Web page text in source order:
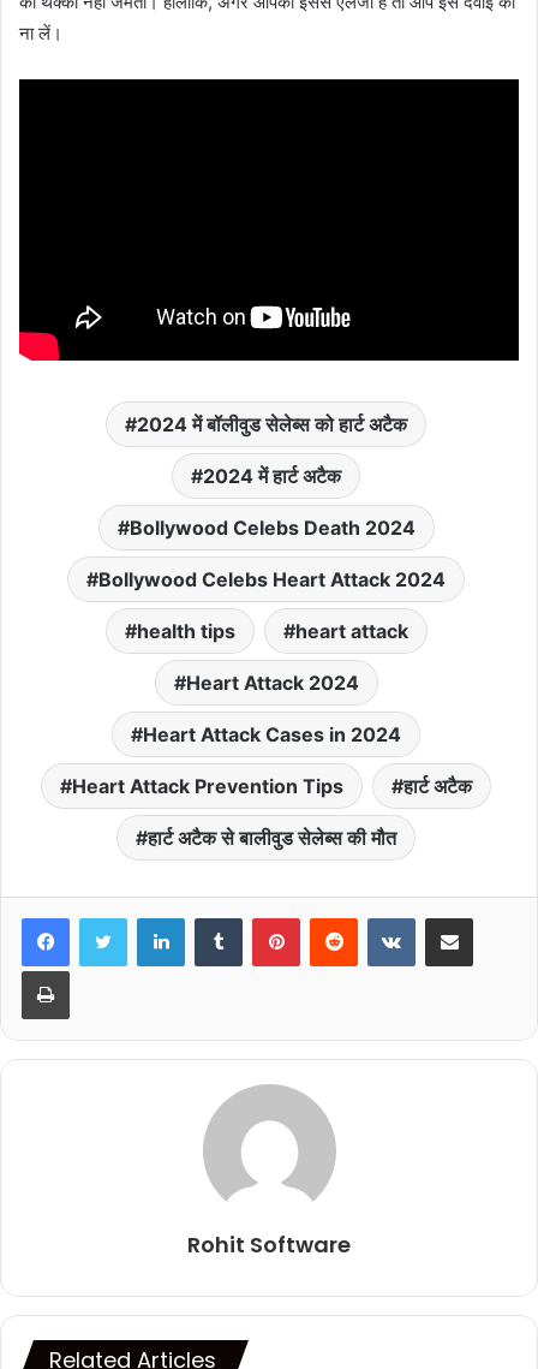
ना लें।
2024 में बॉलीवुड सेलेब्‍स को हार्ट अटैक
2024 में हार्ट अटैक
Bollywood Celebs Death 2024
Bollywood Celebs Heart Attack 2024
health tips heart attack
Heart Attack 2024
Heart Attack Cases in 2024
Heart Attack Prevention Tips हार्ट अटैक
हार्ट अटैक से बालीवुड सेलेब्‍स की मौत
LinkedInTumblr PinterestReddit VKontakteShare via Email
Print
Rohit Software
Related Articles